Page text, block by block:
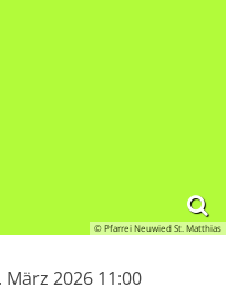
© Pfarrei Neuwied St. Matthias
März 2026 11:00